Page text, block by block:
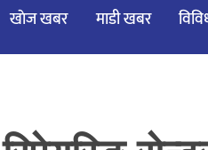
खाेज खबर माडी खबर